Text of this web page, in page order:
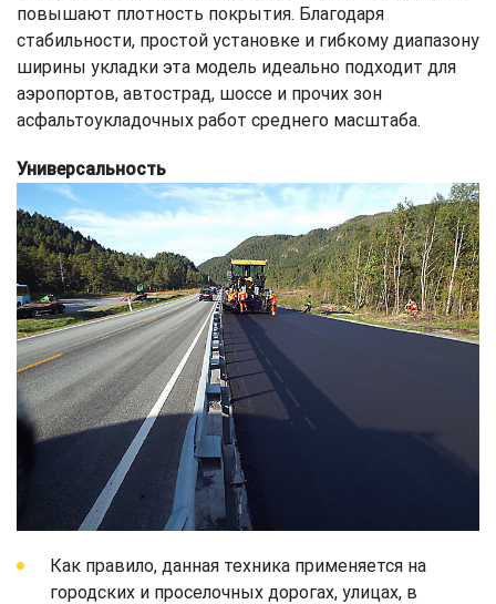
повышают плотность покрытия. Благодаря
стабильности, простой установке и гибкому диапазону
ширины укладки эта модель идеально подходит для
аэропортов, автострад, шоссе и прочих зон
асфальтоукладочных работ среднего масштаба.
Универсальность
Как правило, данная техника применяется на
городских и проселочных дорогах, улицах, в